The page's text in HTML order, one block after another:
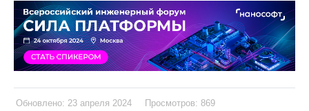
Обновлено: 23 апреля 2024
Просмотров: 869